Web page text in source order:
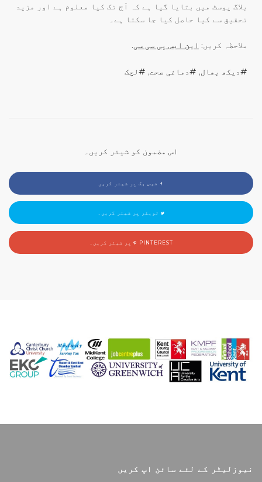
بلاگ پوسٹ میں بتایا گیا ہے کہ آج تک کیا معلوم ہے اور مزید
تحقیق سے کیا حاصل کیا جا سکتا ہے۔
ملاحظہ کریں: این ایس پی سی سی.
دیکھ بھال, دماغی صحت, لچک
اس مضمون کو شیئر کریں۔
فیس بک پر شیئر کریں
ٹویٹر پر شیئر کریں۔
PINTEREST پر شیئر کریں۔
نیوزلیٹر کے لئے سائن اپ کریں